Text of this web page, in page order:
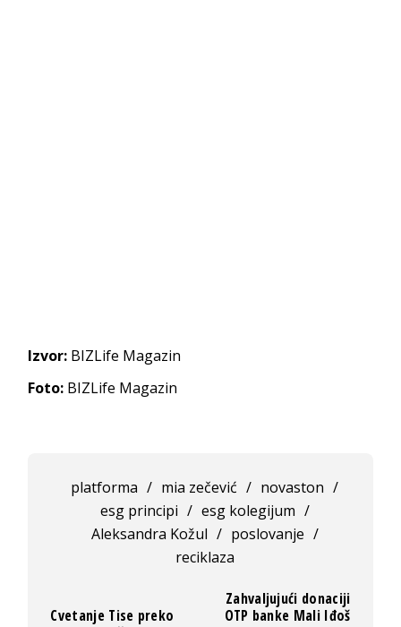
Izvor: BIZLife Magazin
Foto: BIZLife Magazin
platforma / mia zečević / novaston /
esg principi / esg kolegijum /
Aleksandra Kožul / poslovanje /
reciklaza
Cvetanje Tise preko
Zahvaljujući donaciji
OTP banke Mali Iđoš